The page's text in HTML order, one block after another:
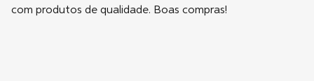
com produtos de qualidade. Boas compras!